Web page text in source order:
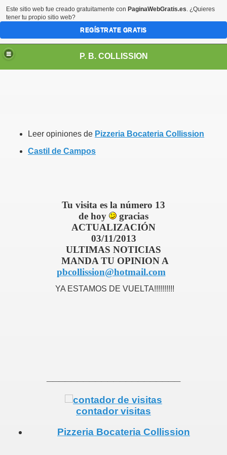
P. B. COLLISSION
Leer opiniones de Pizzeria Bocateria Collission
Castil de Campos
Tu visita es la número 13
de hoy
gracias
ACTUALIZACIÓN
03/11/2013
ULTIMAS NOTICIAS
MANDA TU OPINION A
pbcollission@hotmail.com
YA ESTAMOS DE VUELTA!!!!!!!!!!
contador visitas
Pizzeria Bocateria Collission
Este sitio web fue creado gratuitamente con PaginaWebGratis.es. ¿Quieres
tener tu propio sitio web?
REGÍSTRATE GRATIS